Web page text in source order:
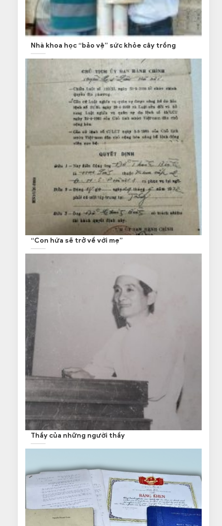
Nhà khoa học “bảo vệ” sức khỏe cây trồng
“Con hứa sẽ trở về với mẹ”
Thầy của những người thầy